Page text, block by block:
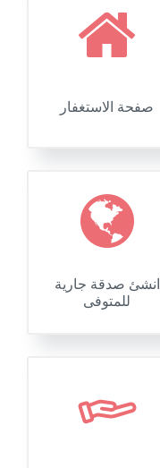
صفحة الاستغفار
انشئ صدقة جارية
للمتوفى